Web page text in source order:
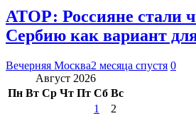
АТОР: Россияне стали
Сербию как вариант
Вечерняя Москва2 месяца спустя 0
Август 2026
Пн Вт Ср Чт Пт Сб Вс
1
2